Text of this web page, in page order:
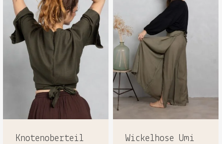
Knotenoberteil
Wickelhose Umi